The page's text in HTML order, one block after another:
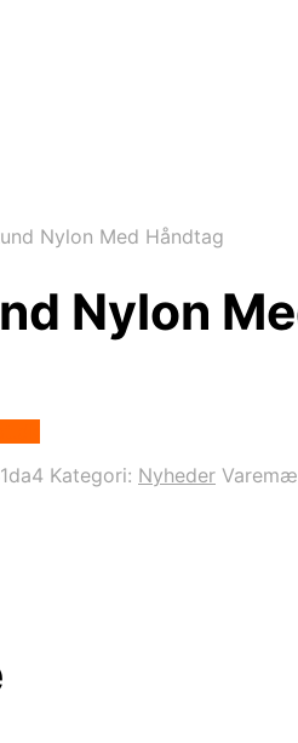
Nylon Med Håndtag
Nylon
Kategori: Nyheder